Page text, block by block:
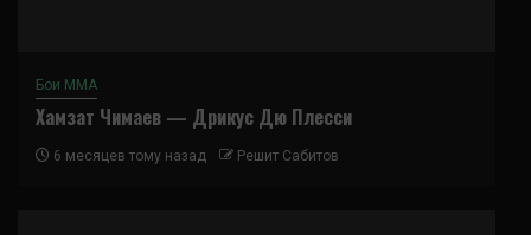
Бои ММА
Хамзат Чимаев — Дрикус Дю Плесси
6 месяцев тому назад Решит Сабитов